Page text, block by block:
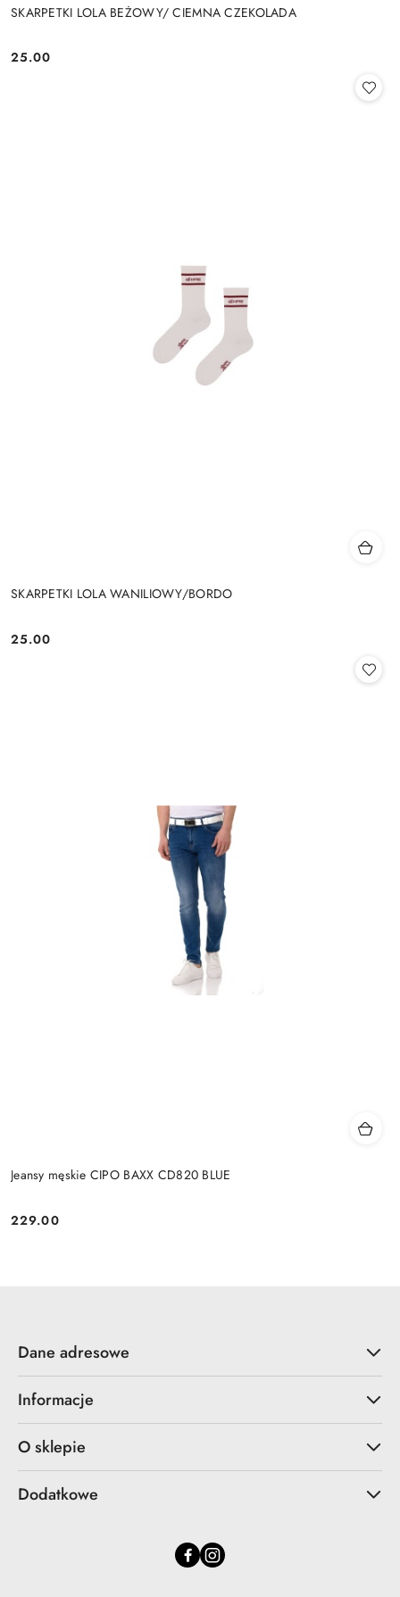
SKARPETKI LOLA BEŻOWY/ CIEMNA CZEKOLADA
Cena:
25.00
SKARPETKI LOLA WANILIOWY/BORDO
Cena:
25.00
Jeansy męskie CIPO BAXX CD820 BLUE
Cena:
229.00
Dane adresowe
Informacje
O sklepie
Dodatkowe